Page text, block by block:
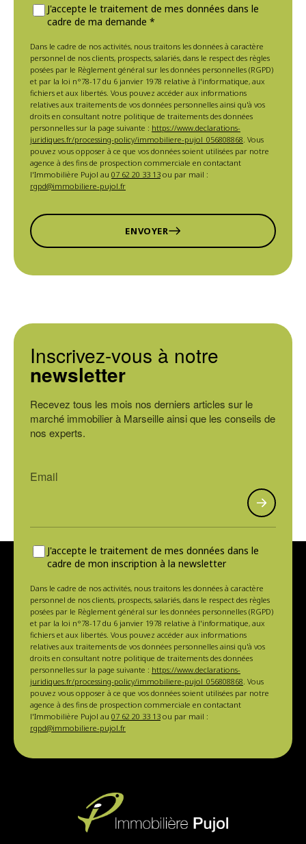
J'accepte le traitement de mes données dans le
cadre de ma demande *
Dans le cadre de nos activités, nous traitons les données à caractère
personnel de nos clients, prospects, salariés, dans le respect des règles
posées par le Règlement général sur les données personnelles (RGPD)
et par la loi n°78-17 du 6 janvier 1978 relative à l'informatique, aux
fichiers et aux libertés. Vous pouvez accéder aux informations
relatives aux traitements de vos données personnelles ainsi qu'à vos
droits en consultant notre politique de traitements des données
personnelles sur la page suivante : https://www.declarations-
juridiques.fr/processing-policy/immobiliere-pujol_056808868. Vous
pouvez vous opposer à ce que vos données soient utilisées par notre
agence à des fins de prospection commerciale en contactant
l'Immobilière Pujol au 07 62 20 33 13 ou par mail :
rgpd@immobiliere-pujol.fr
ENVOYER
Inscrivez-vous à notre
newsletter
Recevez tous les mois nos derniers articles sur le
marché immobilier à Marseille ainsi que les conseils de
nos experts.
J'accepte le traitement de mes données dans le
cadre de mon inscription à la newsletter
Dans le cadre de nos activités, nous traitons les données à caractère
personnel de nos clients, prospects, salariés, dans le respect des règles
posées par le Règlement général sur les données personnelles (RGPD)
et par la loi n°78-17 du 6 janvier 1978 relative à l'informatique, aux
fichiers et aux libertés. Vous pouvez accéder aux informations
relatives aux traitements de vos données personnelles ainsi qu'à vos
droits en consultant notre politique de traitements des données
personnelles sur la page suivante : https://www.declarations-
juridiques.fr/processing-policy/immobiliere-pujol_056808868. Vous
pouvez vous opposer à ce que vos données soient utilisées par notre
agence à des fins de prospection commerciale en contactant
l'Immobilière Pujol au 07 62 20 33 13 ou par mail :
rgpd@immobiliere-pujol.fr